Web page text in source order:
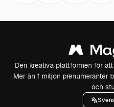
Den kreativa plattformen för
Mer än 1 miljon prenumeranter
och